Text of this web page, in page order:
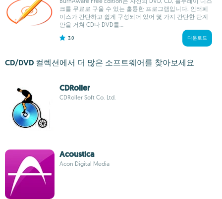
크를 무료로 구울 수 있는 훌륭한 프로그램입니다. 인터페
이스가 간단하고 쉽게 구성되어 있어 몇 가지 간단한 단계
만을 거쳐 CD나 DVD를...
3.0 다운로드
CD/DVD 컬렉션에서 더 많은 소프트웨어를 찾아보세요
CDRoller
CDRoller Soft Co. Ltd.
Acoustica
Acon Digital Media